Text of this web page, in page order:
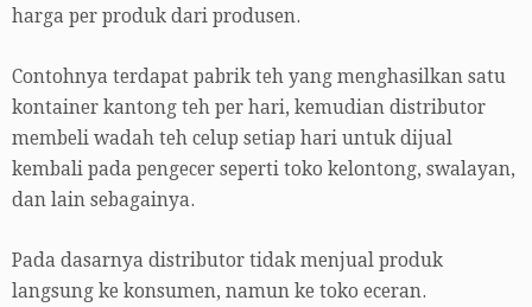
harga per produk dari produsen.
Contohnya terdapat pabrik teh yang menghasilkan satu
kontainer kantong teh per hari, kemudian distributor
membeli wadah teh celup setiap hari untuk dijual
kembali pada pengecer seperti toko kelontong, swalayan,
dan lain sebagainya.
Pada dasarnya distributor tidak menjual produk
langsung ke konsumen, namun ke toko eceran.